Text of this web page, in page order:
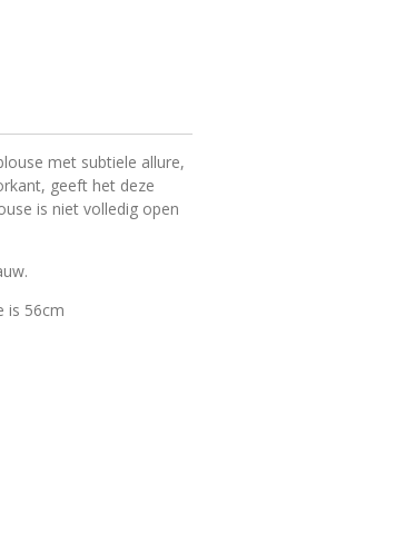
met subtiele allure,
geeft het deze
is niet volledig open
is 56cm